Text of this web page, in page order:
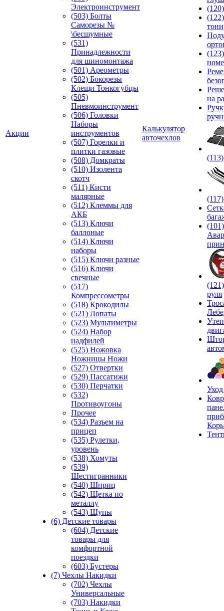
Акции
Электроинструмент
(503) Болты
Саморезы №
\бесшумные
(531)
Принадлежности
для шиномонтажа
(501) Ареометры
(502) Бокорезы
Клещи Тонкогубцы
(505)
Пневмоинструмент
(506) Головки
Наборы
инструментов
(507) Горелки и
плитки газовые
(508) Домкраты
(510) Изолента
скотч
(511) Кисти
малярные
(512) Клеммы для
АКБ
(513) Ключи
баллоные
(514) Ключи
наборы
(515) Ключи разные
(516) Ключи
свечные
(517)
Компрессометры
(518) Крокодилы
(521) Лопаты
(523) Мультиметры
(524) Набор
надфилей
(525) Ножовка
Ножницы Ножи
(527) Отвертки
(529) Пассатижи
(530) Перчатки
(532)
Противоугоны
Прочее
(534) Разъем на
прицеп
(535) Рулетки,
уровень
(538) Хомуты
(539)
Шестигранники
(540) Шприц
(542) Щетка по
металлу
(543) Щупы
(6) Детские товары
(604) Детские
товары для
комфортной
поездки
(603) Бустеры
(7) Чехлы Накидки
(702) Чехлы
Универсальные
(703) Накидки
Калькулятор
авточехлов
на
(101)
руля
Уход